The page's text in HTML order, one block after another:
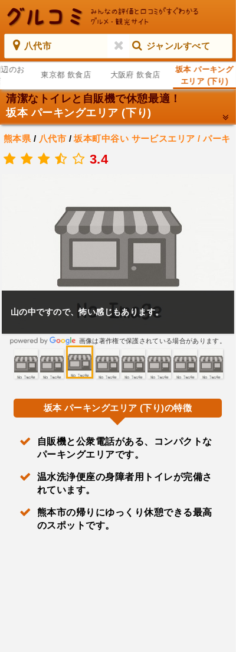
八代市 ジャンルすべて
のお
東京都 飲食店 大阪府 飲食店
坂本 パーキング
エリア (下り)
清潔なトイレと自販機で休憩最適！
坂本 パーキングエリア (下り)
熊本県 / 八代市 /坂本町中谷い サービスエリア / パーキ
.
3.4
山の中ですので、怖い感じもあります。
画像は著作権で保護されている場合があります。
坂本 パーキングエリア (下り)の特徴
自販機と公衆電話がある、コンパクトな
パーキングエリアです。
温水洗浄便座の身障者用トイレが完備さ
れています。
熊本市の帰りにゆっくり休憩できる最高
のスポットです。